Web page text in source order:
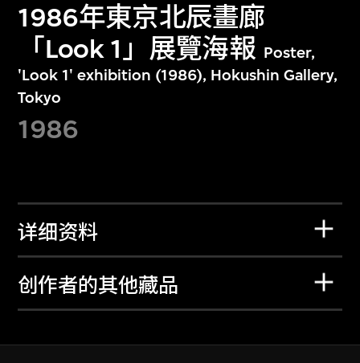
1986年東京北辰畫廊
「Look 1」展覽海報 Poster,
'Look 1' exhibition (1986), Hokushin Gallery,
Tokyo
1986
详细资料
创作者的其他藏品